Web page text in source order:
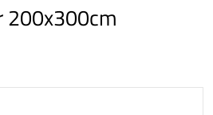
200x300cm